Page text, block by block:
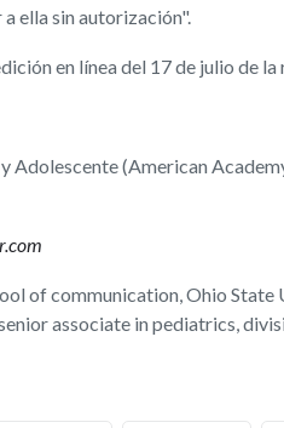
ella sin autorización".
en línea del 17 de julio de la
Adolescente (American
of communication, Ohio
associate in pediatrics,